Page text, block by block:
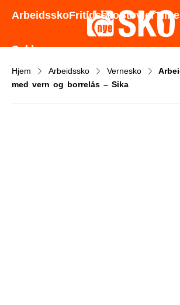
Godt utvalg - Gode priser - Rask
ArbeidsskoFritidsskoStøvler
Sokker
Hjem Arbeidssko Vernesko
med vern og borrelås – Sika